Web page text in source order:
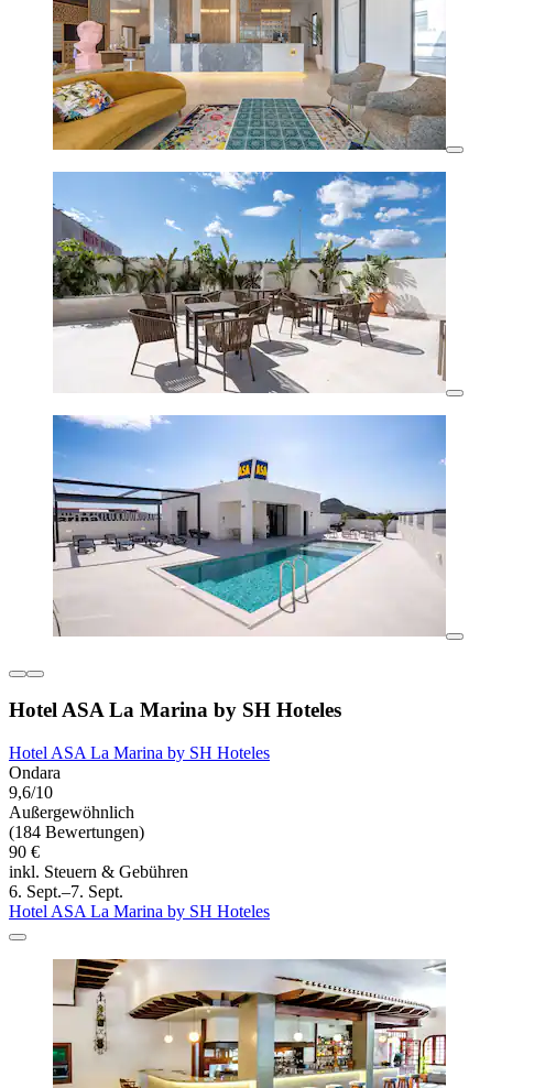
Hotel ASA La Marina by SH Hoteles
Hotel ASA La Marina by SH Hoteles
Ondara
9,6/10
Außergewöhnlich
(184 Bewertungen)
90 €
inkl. Steuern & Gebühren
6. Sept.–7. Sept.
Hotel ASA La Marina by SH Hoteles